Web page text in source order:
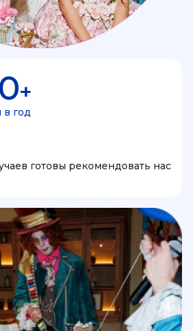
+
в год
готовы рекомендовать нас